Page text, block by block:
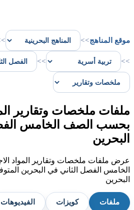
موقع المناهج>>
>>
>>
ملفات ملخصات وتقارير
بحسب الصف الخامس
البحرين
عرض ملفات ملخصات وتقارير المواد
الخامس الفصل الثاني في البحرين
البحرين
ملفات كويزات الفيديوهات